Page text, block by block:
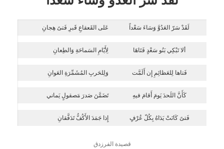
لَقَدْ سَرّ العَدُوَّ وَسَاءَ سَعْداً عَلى القَعقاعِ قَبرِ فَتىً هِجانِ
ألا تَبْكِي بَنُو سَعْدٍ فَتَاهَا لِأَيّامِ السَماحَةِ وَالطِعانِ
فَتاها لِلعَظائِمِ إِن أَلَمَّت وَلِلحَربِ المُشَمِّرَةِ العَوانِ
كَأَنَّ اللَحدَ يَومَ أَقامَ فيهِ تَضَمَّنَ صَدرَ مَصقولٍ يَماني
فَتىً كَانَتْ يَدَاهُ بِكُلّ عُرْفٍ إِذا جَمَدَ الأَكُفُّ تَدَفَّقانِ
قصيدة الفرزدق